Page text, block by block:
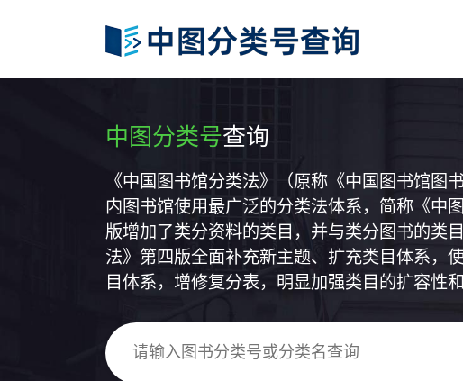
中图分类号查询
《中国图书馆分类法》（原称《中国图书馆
内图书馆使用最广泛的分类法体系，简称《中
版增加了类分资料的类目，并与类分图书的类
法》第四版全面补充新主题、扩充类目体系，
目体系，增修复分表，明显加强类目的扩容性